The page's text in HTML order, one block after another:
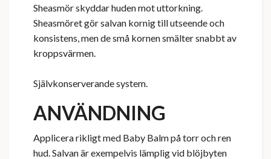
Sheasmör skyddar huden mot uttorkning.
Sheasmöret gör salvan kornig till utseende och
konsistens, men de små kornen smälter snabbt av
kroppsvärmen.
Självkonserverande system.
ANVÄNDNING
Applicera rikligt med Baby Balm på torr och ren
hud. Salvan är exempelvis lämplig vid blöjbyten